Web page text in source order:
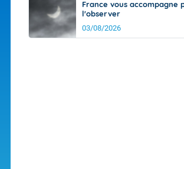
France vous accompagne
l'observer
03/08/2026